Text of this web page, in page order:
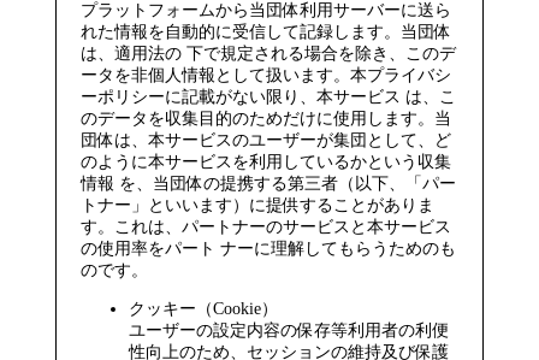
プラットフォームから当団体利用サーバーに送ら
れた情報を自動的に受信して記録します。当団体
は、適用法の 下で規定される場合を除き、このデ
ータを非個人情報として扱います。本プライバシ
ーポリシーに記載がない限り、本サービス は、こ
のデータを収集目的のためだけに使用します。当
団体は、本サービスのユーザーが集団として、ど
のように本サービスを利用しているかという収集
情報 を、当団体の提携する第三者（以下、「パー
トナー」といいます）に提供することがありま
す。これは、パートナーのサービスと本サービス
の使用率をパート ナーに理解してもらうためのも
のです。
クッキー（Cookie）
ユーザーの設定内容の保存等利用者の利便
性向上のため、セッションの維持及び保護